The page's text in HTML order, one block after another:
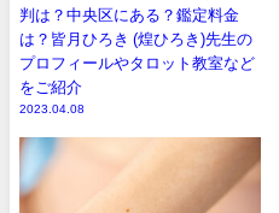
判は？中央区にある？鑑定料金
は？皆月ひろき (煌ひろき)先生の
プロフィールやタロット教室など
をご紹介
2023.04.08